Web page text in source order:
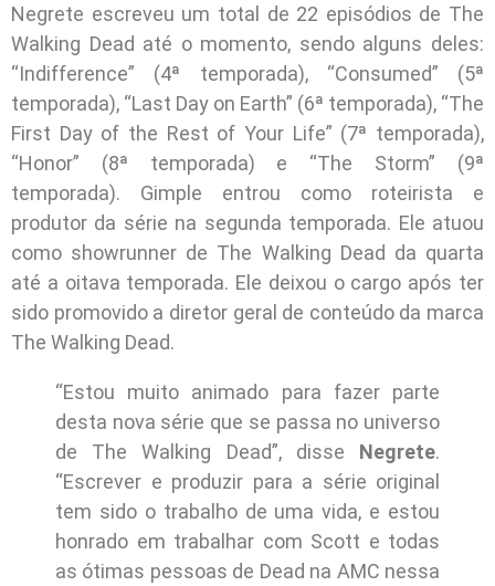
Negrete escreveu um total de 22 episódios de The
Walking Dead até o momento, sendo alguns deles:
“Indifference” (4ª temporada), “Consumed” (5ª
temporada), “Last Day on Earth” (6ª temporada), “The
First Day of the Rest of Your Life” (7ª temporada),
“Honor” (8ª temporada) e “The Storm” (9ª
temporada). Gimple entrou como roteirista e
produtor da série na segunda temporada. Ele atuou
como showrunner de The Walking Dead da quarta
até a oitava temporada. Ele deixou o cargo após ter
sido promovido a diretor geral de conteúdo da marca
The Walking Dead.
“Estou muito animado para fazer parte
desta nova série que se passa no universo
de The Walking Dead”, disse Negrete.
“Escrever e produzir para a série original
tem sido o trabalho de uma vida, e estou
honrado em trabalhar com Scott e todas
as ótimas pessoas de Dead na AMC nessa